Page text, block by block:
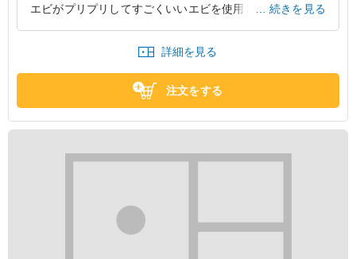
※ご飯の種類は下記プルダウンよりお選びください。
エビがプリプリしてすごくいいエビを使用しているのを感
東京都渋谷区代々木2026/07/28
続きを見る
詳細を見る
注文をする